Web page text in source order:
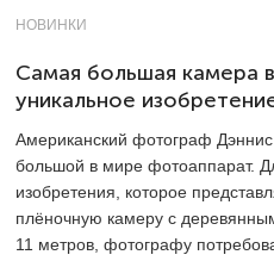
НОВИНКИ
Самая большая камера
уникальное
Американский фотограф
большой в мире фотоаппарат.
изобретения, которое
плёночную камеру с
11 метров, фотографу